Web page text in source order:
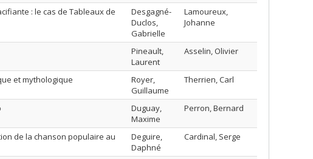
: le cas de Tableaux de
Desgagné-
Duclos,
Gabrielle
Lamoureux,
Johanne
Pineault,
Laurent
Asselin, Olivier
et mythologique
Royer,
Guillaume
Therrien, Carl
Duguay,
Maxime
Perron, Bernard
de la chanson populaire au
Deguire,
Daphné
Cardinal, Serge